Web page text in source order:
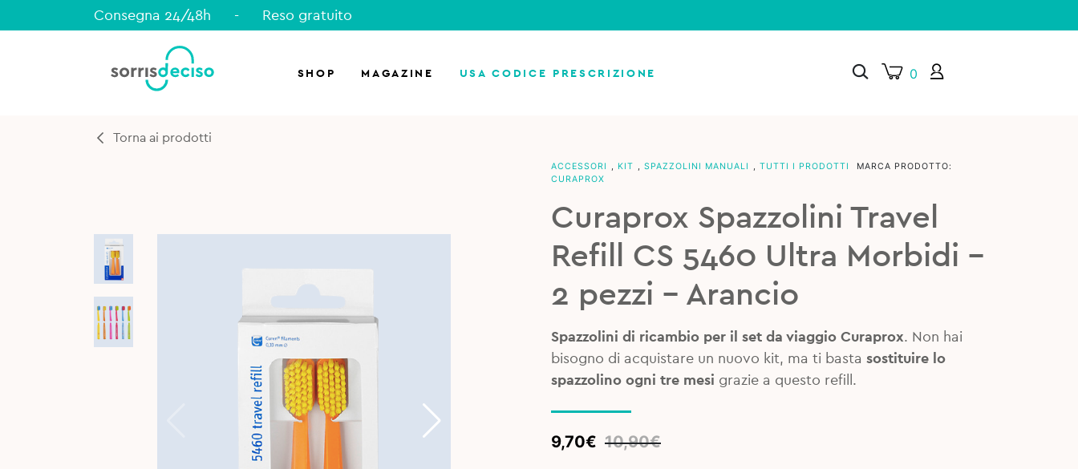
Consegna 24/48h - Reso gratuito
SHOP MAGAZINE USA CODICE PRESCRIZIONE 0
Torna ai prodotti
ACCESSORI , KIT , SPAZZOLINI MANUALI , TUTTI I PRODOTTI
MARCA PRODOTTO:
CURAPROX
Curaprox Spazzolini Travel
Refill CS 5460 Ultra Morbidi –
2 pezzi – Arancio
Spazzolini di ricambio per il set da viaggio Curaprox. Non hai
bisogno di acquistare un nuovo kit, ma ti basta sostituire lo
spazzolino ogni tre mesi grazie a questo refill.
10,90€
Original
9,70€
Current